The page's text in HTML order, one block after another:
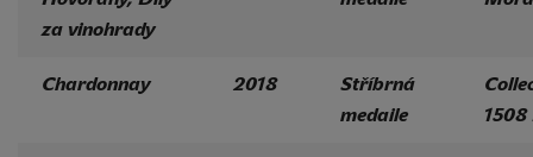
za vinohrady
Chardonnay 2018
Stříbrná
medaile
1508